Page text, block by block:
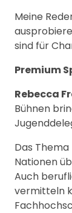
Meine
sind für
Premium
Rebecca
Bühnen
Das
Nationen
Auch
vermitteln